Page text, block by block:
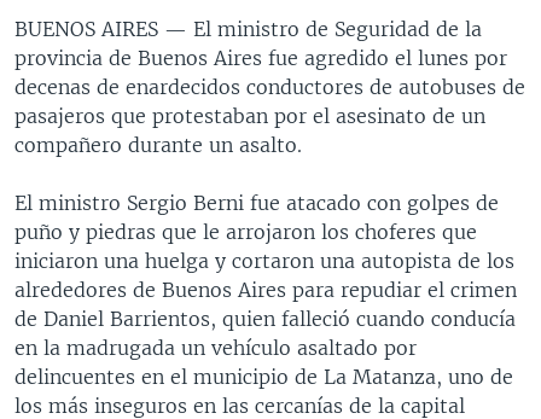
DEPORTIVO INTERNACIONAL
NOTA ECONÓMICA
ENTRETENIMIENTO
BUENOS AIRES — El ministro de Seguridad de la
provincia de Buenos Aires fue agredido el lunes por
decenas de enardecidos conductores de autobuses de
pasajeros que protestaban por el asesinato de un
compañero durante un asalto.
El ministro Sergio Berni fue atacado con golpes de
puño y piedras que le arrojaron los choferes que
iniciaron una huelga y cortaron una autopista de los
alrededores de Buenos Aires para repudiar el crimen
de Daniel Barrientos, quien falleció cuando conducía
en la madrugada un vehículo asaltado por
delincuentes en el municipio de La Matanza, uno de
los más inseguros en las cercanías de la capital